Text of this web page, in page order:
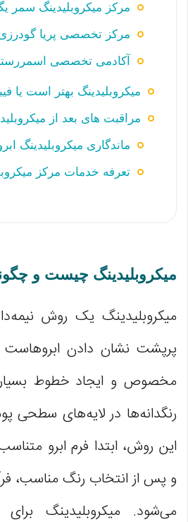
مرکز میکروبلیدینگ سمر
مرکز تخصصی پریا
آکادمی تخصصی
میکروبلیدینگ بهتر است یا
مراقبت های بعد از
ماندگاری میکروبلیدینگ
تعرفه خدمات مرکز
میکروبلیدینگ چیست و
میکروبلیدینگ یک روش
پرپشت نشان دادن ابروهاست
مخصوص و ایجاد خطوط بسیار
رنگدانه‌ها در لایه‌های سطحی
این روش، ابتدا فرم ابرو
و پس از انتخاب رنگ مناسب،
می‌شود. میکروبلیدینگ برای